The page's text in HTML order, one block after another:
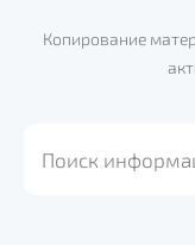
Копирование